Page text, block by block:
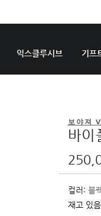
익스클루시브 기프
보야져
바이
컬러: 블
재고 있음